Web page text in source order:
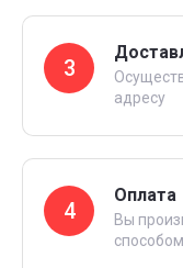
3
адресу
4
Оплата
Вы
способом